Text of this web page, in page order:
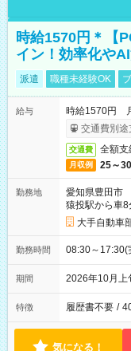
時給1570円＊【
イン！効率化や
派遣 職種未経験OK
給与
時給1570円
交通費別途
交通費 全額支
月収例 25～
勤務地
愛知県豊田市
猿投駅から車8
大手自動車
勤務時間 08:30～
期間 2026年10月
特徴 履歴書不要 /
気になる！